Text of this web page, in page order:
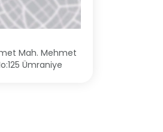
Mah. Mehmet
Ümraniye